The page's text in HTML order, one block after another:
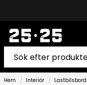
Hem Interiör Lastbilsbord